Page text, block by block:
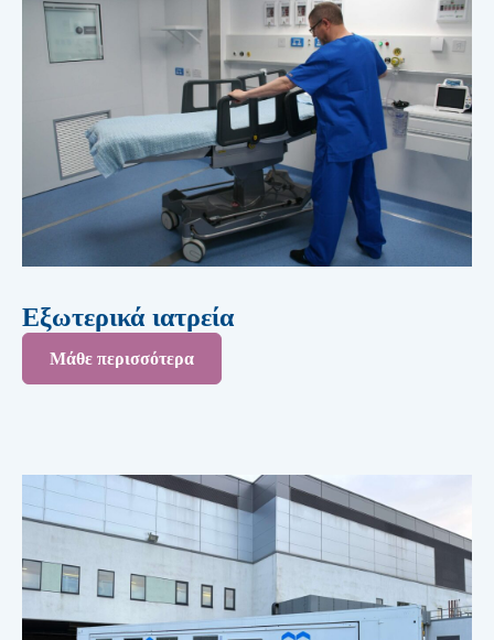
Εξωτερικά ιατρεία
Μάθε περισσότερα